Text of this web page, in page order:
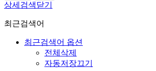
상세검색닫기
최근검색어
최근검색어 옵션
전체삭제
자동저장끄기